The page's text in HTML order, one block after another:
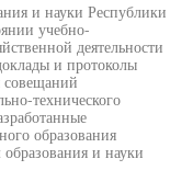
и науки Республики
учебно-
деятельности
и протоколы
совещаний
технического
образования
и науки